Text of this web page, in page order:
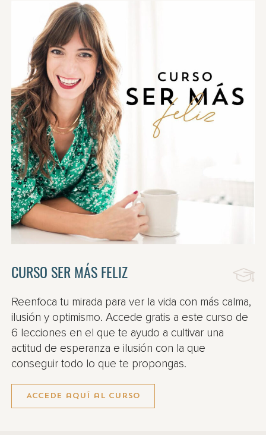
CURSO SER MÁS FELIZ
Reenfoca tu mirada para ver la vida con más calma,
ilusión y optimismo. Accede gratis a este curso de
6 lecciones en el que te ayudo a cultivar una
actitud de esperanza e ilusión con la que
conseguir todo lo que te propongas.
Accede aquí al curso